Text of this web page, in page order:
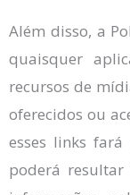
Além disso, a
quaisquer
recursos de
oferecidos ou
esses links
poderá